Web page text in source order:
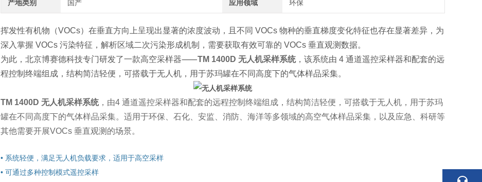
产地类别 国产 应用领域 环保
挥发性有机物（VOCs）在垂直方向上呈现出显著的浓度波动，且不同 VOCs 物种的垂直梯度变化特征也存在显著差异，为
深入掌握 VOCs 污染特征，解析区域二次污染形成机制，需要获取有效可靠的 VOCs 垂直观测数据。
为此，北京博赛德科技专门研发了一款高空采样器⸺TM 1400D 无人机采样系统，该系统由 4 通道遥控采样器和配套的远
程控制终端组成，结构简洁轻便，可搭载于无人机，用于苏玛罐在不同高度下的气体样品采集。
TM 1400D 无人机采样系统 ，由4 通道遥控采样器和配套的远程控制终端组成，结构简洁轻便，可搭载于无人机，用于苏玛
罐在不同高度下的气体样品采集。适用于环保、石化、安监、消防、海洋等多领域的高空气体样品采集，以及应急、科研等
其他需要开展VOCs 垂直观测的场景。
• 系统轻便，满足无人机负载要求，适用于高空采样
• 可通过多种控制模式遥控采样